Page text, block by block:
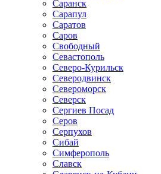
Саранск
Сарапул
Саратов
Саров
Свободный
Севастополь
Северо-Курильск
Северодвинск
Североморск
Северск
Сергиев Посад
Серов
Серпухов
Сибай
Симферополь
Славск